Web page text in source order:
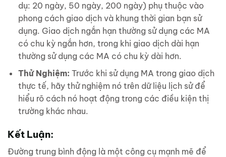
dụ: 20 ngày, 50 ngày, 200 ngày) phụ thuộc vào
phong cách giao dịch và khung thời gian bạn sử
dụng. Giao dịch ngắn hạn thường sử dụng các MA
có chu kỳ ngắn hơn, trong khi giao dịch dài hạn
thường sử dụng các MA có chu kỳ dài hơn.
Thử Nghiệm: Trước khi sử dụng MA trong giao dịch
thực tế, hãy thử nghiệm nó trên dữ liệu lịch sử để
hiểu rõ cách nó hoạt động trong các điều kiện thị
trường khác nhau.
Kết Luận:
Đường trung bình động là một công cụ mạnh mẽ để